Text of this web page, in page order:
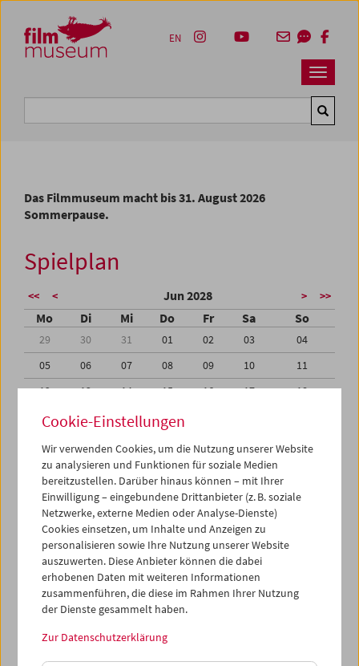
Zum Inhalt
Zum Hauptmenü
Zur Servicenavigation
Zum Suche
Navbar
EN
Das Filmmuseum macht bis 31. August 2026
Sommerpause.
Spielplan
<< < Jun 2028 > >>
Mo Di Mi Do Fr Sa So
29 30 31 01 02 03
04
05
06 07 08 09 10
11
12
13 14 15 16 17
18
19
20 21 22
26
28 30
02
03
04 05 06 07 08
iCalender
Programmheft-PDF
English language or subtitles
< Vorherige Woche
Mo 19.6.
Cookie-Einstellungen
Wir verwenden Cookies, um die Nutzung unserer Website
zu analysieren und Funktionen für soziale Medien
bereitzustellen. Darüber hinaus können – mit Ihrer
Einwilligung – eingebundene Drittanbieter (z. B. soziale
Netzwerke, externe Medien oder Analyse-Dienste)
Cookies einsetzen, um Inhalte und Anzeigen zu
personalisieren sowie Ihre Nutzung unserer Website
auszuwerten. Diese Anbieter können die dabei
erhobenen Daten mit weiteren Informationen
zusammenführen, die diese im Rahmen Ihrer Nutzung
der Dienste gesammelt haben.
Zur Datenschutzerklärung